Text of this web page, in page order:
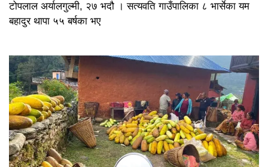
टोपलाल अर्यालगुल्मी, २७ भदौ । सत्यवति गाउँपालिका ८ भार्सेका यम
बहादुर थापा ५५ बर्षका भए